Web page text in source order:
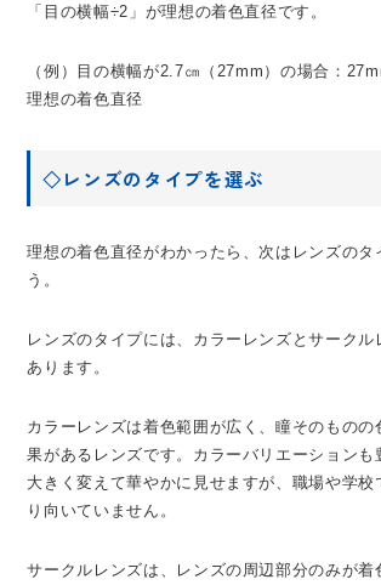
「目の横幅÷2」が理想の着色直径です。
（例）目の横幅が2.7㎝（27mm）の場合：
理想の着色直径
◇レンズのタイプを選ぶ
理想の着色直径がわかったら、次はレンズのタ
う。
レンズのタイプには、カラーレンズとサークル
あります。
カラーレンズは着色範囲が広く、瞳そのものの
果があるレンズです。カラーバリエーションも
大きく変えて華やかに見せますが、職場や学校
り向いていません。
サークルレンズは、レンズの周辺部分のみが着